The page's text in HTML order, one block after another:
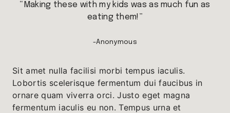
“Making these with my kids was as much fun as
eating them!”
-Anonymous
Sit amet nulla facilisi morbi tempus iaculis.
Lobortis scelerisque fermentum dui faucibus in
ornare quam viverra orci. Justo eget magna
fermentum iaculis eu non. Tempus urna et